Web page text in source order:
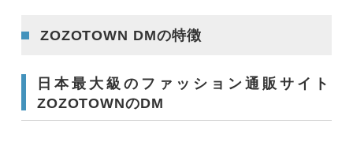
ZOZOTOWN DMの特徴
日本最大級のファッション通販サイト
ZOZOTOWNのDM